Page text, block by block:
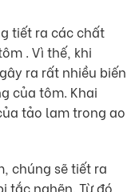
tiết ra các chất
. Vì thế, khi
ra rất nhiều biến
của tôm. Khai
tảo lam trong ao
chúng sẽ tiết ra
tắc nghẽn. Từ đó